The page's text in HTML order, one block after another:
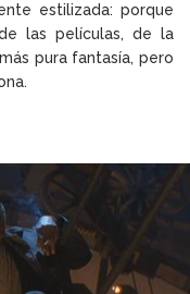
estilizada: porque
las películas, de la
pura fantasía, pero